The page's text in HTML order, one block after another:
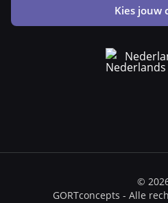
Kies jouw
©
GORTconcepts - Alle